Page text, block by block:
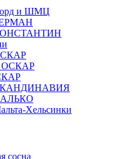
и ШМЦ
ОСКАР
Хельсинки
сосна